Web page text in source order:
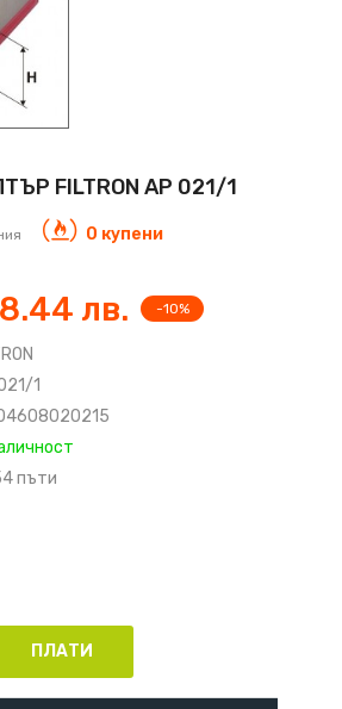
FILTRON AP 021/1
0 купени
лв. -10%
1
пъти